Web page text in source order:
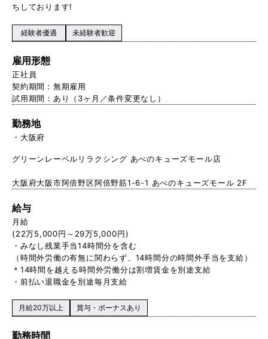
ちしております!
経験者優遇 未経験者歓迎
雇用形態
正社員
契約期間：無期雇用
試用期間：あり（3ヶ月／条件変更なし）
勤務地
大阪府
グリーンレーベルリラクシング あべのキューズモール店
大阪府大阪市阿倍野区阿倍野筋1-6-1 あべのキューズモール 2F
給与
月給
(22万5,000円～29万5,000円)
・みなし残業手当14時間分を含む
（時間外労働の有無に関わらず、14時間分の時間外手当を支給）
＊14時間を越える時間外労働分は割増賃金を別途支給
・前払い退職金を別途毎月支給
月給20万以上 賞与・ボーナスあり
勤務時間